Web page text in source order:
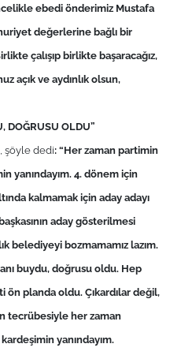
ebedi önderimiz Mustafa
değerlerine bağlı bir
çalışıp birlikte başaracağız,
açık ve aydınlık olsun,
DOĞRUSU OLDU”
şöyle dedi: “Her zaman partimin
yanındayım. 4. dönem için
kalmamak için aday adayı
aday gösterilmesi
belediyeyi bozmamamız lazım.
buydu, doğrusu oldu. Hep
planda oldu. Çıkardılar değil,
tecrübesiyle her zaman
yanındayım.